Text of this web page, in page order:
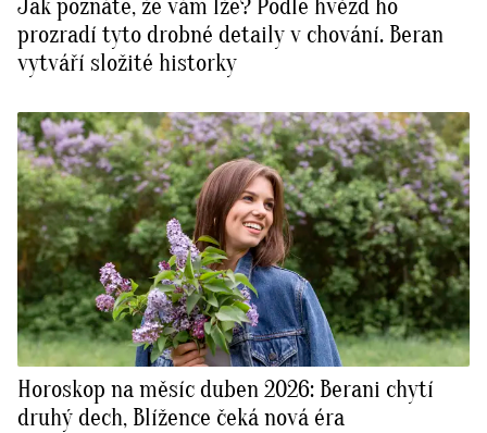
Jak poznáte, že vám lže? Podle hvězd ho
prozradí tyto drobné detaily v chování. Beran
vytváří složité historky
Horoskop na měsíc duben 2026: Berani chytí
druhý dech, Blížence čeká nová éra